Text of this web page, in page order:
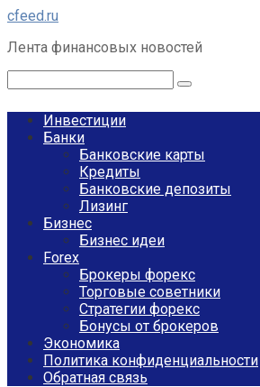
Перейти
контенту
cfeed.ru
Лента финансовых новостей
Инвестиции
Банки
Банковские карты
Кредиты
Банковские депозиты
Лизинг
Бизнес
Бизнес идеи
Forex
Брокеры форекс
Торговые советники
Стратегии форекс
Бонусы от брокеров
Экономика
Политика конфиденциальности
Обратная связь